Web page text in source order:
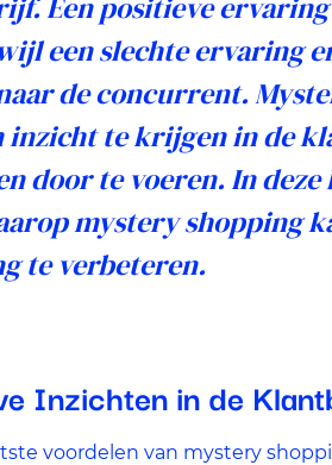
een slechte ervaring
de concurrent.
inzicht te krijgen in de
door te voeren. In
mystery shopping
te verbeteren.
Inzichten in de
voordelen van mystery
We kunnen op basis van cookies
relevant waren voor onze
kunnen we rekening houden met
te zien krijgt, om te voorkomen
ziet.